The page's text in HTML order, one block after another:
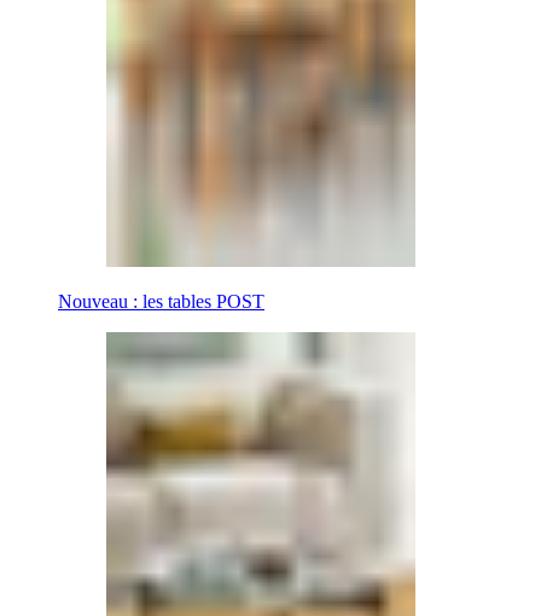
Nouveau : les tables POST